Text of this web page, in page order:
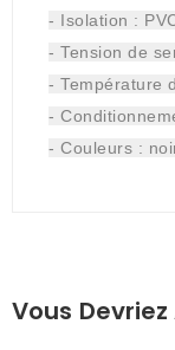
- Isolation :
- Tension de
- Température
-
- Couleurs :
Vous